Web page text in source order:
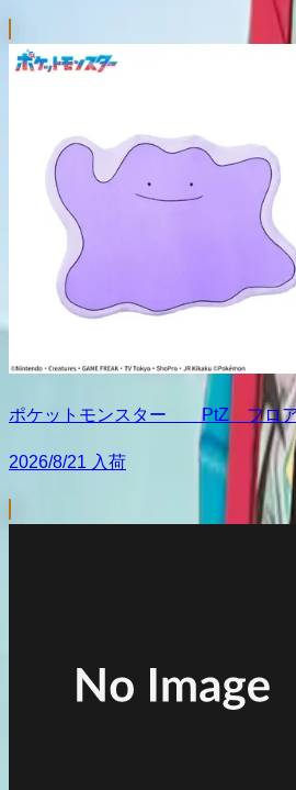
ポケットモンスター PtZ フロア
2026/8/21 入荷